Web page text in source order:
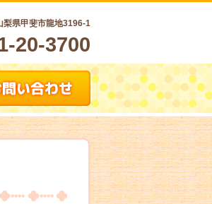
梨県甲斐市龍地3196-1
20-3700